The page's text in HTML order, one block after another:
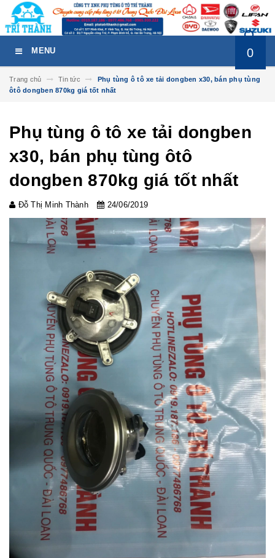
MENU 0
Trang chủ Tin tức
Phụ tùng ô tô xe tải dongben x30, bán phụ tùng
ôtô dongben 870kg giá tốt nhất
Phụ tùng ô tô xe tải dongben
x30, bán phụ tùng ôtô
dongben 870kg giá tốt nhất
Đỗ Thị Minh Thành 24/06/2019